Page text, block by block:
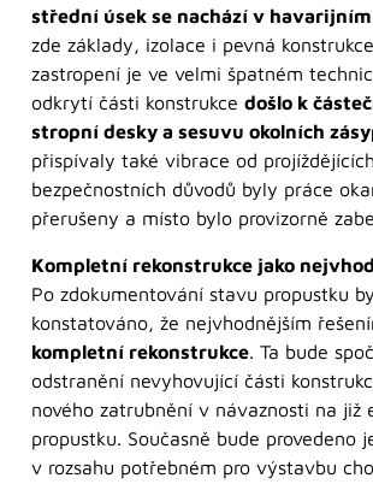
střední úsek se nachází v
zde základy, izolace i pevná
zastropení je ve velmi špatném
odkrytí části konstrukce došlo k
stropní desky a sesuvu okolních
přispívaly také vibrace od
bezpečnostních důvodů byly práce
přerušeny a místo bylo provizorně
Kompletní rekonstrukce jako
Po zdokumentování stavu propustku
konstatováno, že nejvhodnějším
kompletní rekonstrukce. Ta bude
odstranění nevyhovující části
nového zatrubnění v návaznosti na již
propustku. Současně bude provedeno
v rozsahu potřebném pro výstavbu